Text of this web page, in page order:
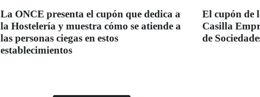
La ONCE presenta el cupón que dedica a
la Hostelería y muestra cómo se atiende a
las personas ciegas en estos
establecimientos
El cupón de
Casilla
de